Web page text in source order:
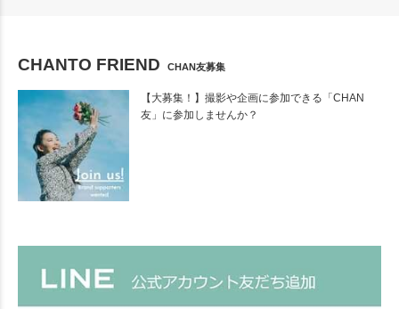
CHANTO FRIEND CHAN友募集
【大募集！】撮影や企画に参加できる「CHAN
友」に参加しませんか？